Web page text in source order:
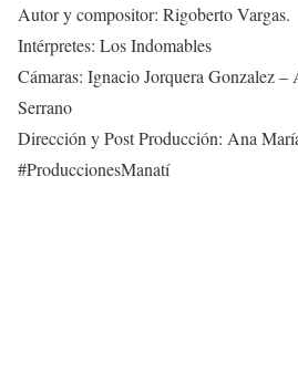
Autor y compositor: Rigoberto Vargas.
Intérpretes: Los Indomables
Cámaras: Ignacio Jorquera Gonzalez –
Serrano
Dirección y Post Producción: Ana
‪#ProduccionesManatí